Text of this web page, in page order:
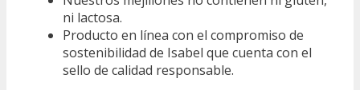
ni lactosa.
Producto en línea con el compromiso de
sostenibilidad de Isabel que cuenta con el
sello de calidad responsable.